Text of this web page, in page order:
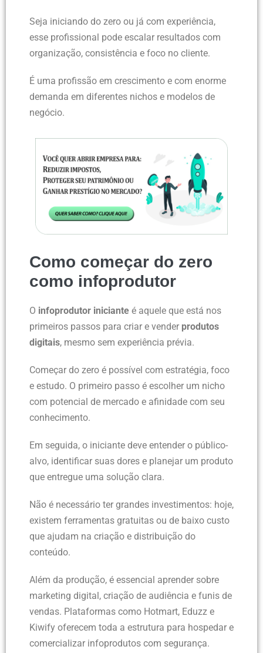
Seja iniciando do zero ou já com experiência,
esse profissional pode escalar resultados com
organização, consistência e foco no cliente.
É uma profissão em crescimento e com enorme
demanda em diferentes nichos e modelos de
negócio.
Como começar do zero
como infoprodutor
O infoprodutor iniciante é aquele que está nos
primeiros passos para criar e vender produtos
digitais, mesmo sem experiência prévia.
Começar do zero é possível com estratégia, foco
e estudo. O primeiro passo é escolher um nicho
com potencial de mercado e afinidade com seu
conhecimento.
Em seguida, o iniciante deve entender o público-
alvo, identificar suas dores e planejar um produto
que entregue uma solução clara.
Não é necessário ter grandes investimentos: hoje,
existem ferramentas gratuitas ou de baixo custo
que ajudam na criação e distribuição do
conteúdo.
Além da produção, é essencial aprender sobre
marketing digital, criação de audiência e funis de
vendas. Plataformas como Hotmart, Eduzz e
Kiwify oferecem toda a estrutura para hospedar e
comercializar infoprodutos com segurança.